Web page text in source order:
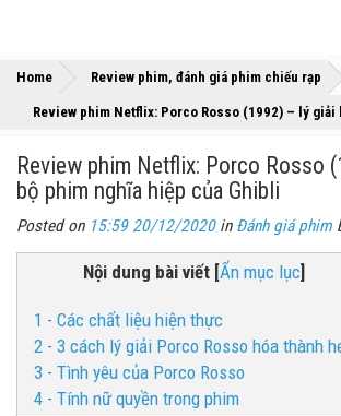
Home »
Review phim, đánh giá phim chiếu rạp
Review phim Netflix: Porco Rosso (1992) – lý giải
Review phim Netflix: Porco Rosso
bộ phim nghĩa hiệp của Ghibli
Posted on 15:59 20/12/2020in Đánh giá phim
Nội dung bài viết [Ẩn mục lục]
1 - Các chất liệu hiện thực
2 - 3 cách lý giải Porco Rosso hóa thành
3 - Tình yêu của Porco Rosso
4 - Tính nữ quyền trong phim